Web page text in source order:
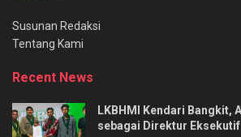
Susunan Redaksi
Tentang Kami
Recent News
LKBHMI Kendari Bangkit,
sebagai Direktur Eksekutif